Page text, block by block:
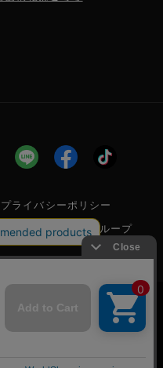
プライバシーポリシー
表示
フジヤグループ
ジヤカメラ店 古物商許可番
304399601272号
SHOP
ー(Cookie)
の使用に関
お読みくださ
承諾する